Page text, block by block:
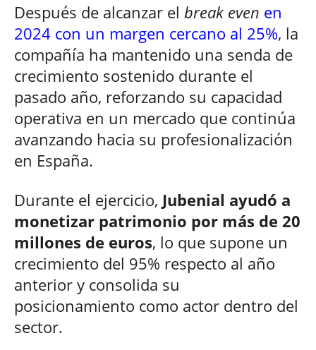
Después de alcanzar el break even en
2024 con un margen cercano al 25%, la
compañía ha mantenido una senda de
crecimiento sostenido durante el
pasado año, reforzando su capacidad
operativa en un mercado que continúa
avanzando hacia su profesionalización
en España.
Durante el ejercicio, Jubenial ayudó a
monetizar patrimonio por más de 20
millones de euros, lo que supone un
crecimiento del 95% respecto al año
anterior y consolida su
posicionamiento como actor dentro del
sector.